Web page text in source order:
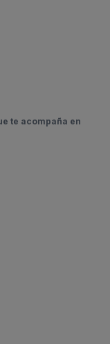
te acompaña en